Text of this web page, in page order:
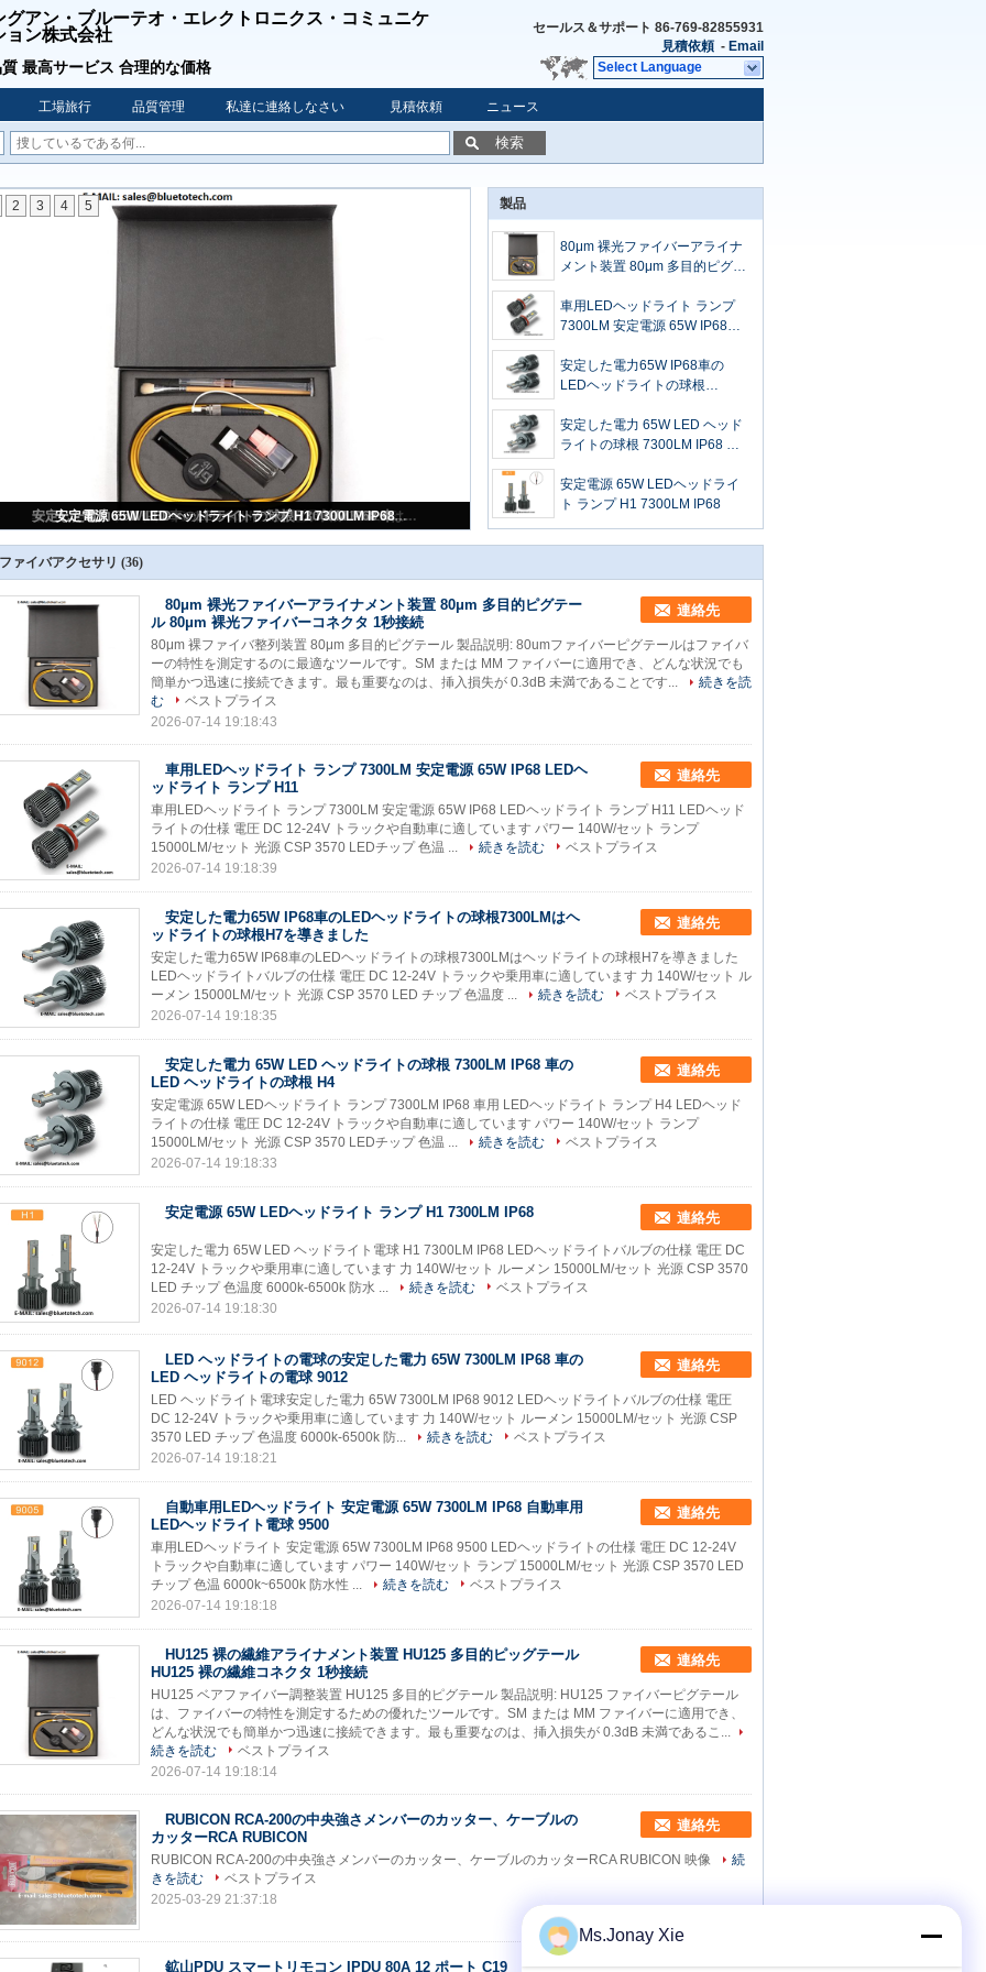
グアン・ブルーテオ・エレクトロニクス・コミュニケ
ョン株式会社
最高サービス 合理的な価格
セールス＆サポート 86-769-82855931
見積依頼 - Email
Select Language
工場旅行 品質管理 私達に連絡しなさい 見積依頼 ニュース
検索
80μm 裸光ファイバーアライナメント装置 80μm 多目的ピグテール 80μm 裸光ファイバーコネクタ 1秒接続
2 3 4 5 製品
80μm 裸光ファイバーアライナ
メント装置 80μm 多目的ピグテ
クタ 1秒接続
車用LEDヘッドライト ランプ
7300LM 安定電源 65W IP68
安定した電力65W IP68車の
LEDヘッドライトの球根
H7を導きました
安定した電力 65W LED ヘッド
ライトの球根 7300LM IP68 車
安定電源 65W LEDヘッドライ
ト ランプ H1 7300LM IP68
ァイバアクセサリ (36)
80μm 裸光ファイバーアライナメント装置 80μm 多目的ピグテー
ル 80μm 裸光ファイバーコネクタ 1秒接続
連絡先
80μm‌ 裸ファイバ整列装置 80μm‌ 多目的ピグテール 製品説明: 80umファイバーピグテールはファイバ
ーの特性を測定するのに最適なツールです。SM または MM ファイバーに適用でき、どんな状況でも
簡単かつ迅速に接続できます。最も重要なのは、挿入損失が 0.3dB 未満であることです...
続きを読
む
ベストプライス
2026-07-14 19:18:43
車用LEDヘッドライト ランプ 7300LM 安定電源 65W IP68 LEDヘ
ッドライト ランプ H11
連絡先
車用LEDヘッドライト ランプ 7300LM 安定電源 65W IP68 LEDヘッドライト ランプ H11 LEDヘッド
ライトの仕様 電圧 DC 12-24V トラックや自動車に適しています パワー 140W/セット ランプ
15000LM/セット 光源 CSP 3570 LEDチップ 色温 ...
続きを読む
ベストプライス
2026-07-14 19:18:39
安定した電力65W IP68車のLEDヘッドライトの球根7300LMはヘ
ッドライトの球根H7を導きました
連絡先
安定した電力65W IP68車のLEDヘッドライトの球根7300LMはヘッドライトの球根H7を導きました
LEDヘッドライトバルブの仕様 電圧 DC 12-24V トラックや乗用車に適しています 力 140W/セット ル
ーメン 15000LM/セット 光源 CSP 3570 LED チップ 色温度 ...
続きを読む
ベストプライス
2026-07-14 19:18:35
安定した電力 65W LED ヘッドライトの球根 7300LM IP68 車の
LED ヘッドライトの球根 H4
連絡先
安定電源 65W LEDヘッドライト ランプ 7300LM IP68 車用 LEDヘッドライト ランプ H4 LEDヘッド
ライトの仕様 電圧 DC 12-24V トラックや自動車に適しています パワー 140W/セット ランプ
15000LM/セット 光源 CSP 3570 LEDチップ 色温 ...
続きを読む
ベストプライス
2026-07-14 19:18:33
安定電源 65W LEDヘッドライト ランプ H1 7300LM IP68 連絡先
安定した電力 65W LED ヘッドライト電球 H1 7300LM IP68 LEDヘッドライトバルブの仕様 電圧 DC
12-24V トラックや乗用車に適しています 力 140W/セット ルーメン 15000LM/セット 光源 CSP 3570
LED チップ 色温度 6000k-6500k 防水 ...
続きを読む
ベストプライス
2026-07-14 19:18:30
LED ヘッドライトの電球の安定した電力 65W 7300LM IP68 車の
LED ヘッドライトの電球 9012
連絡先
LED ヘッドライト電球安定した電力 65W 7300LM IP68 9012 LEDヘッドライトバルブの仕様 電圧
DC 12-24V トラックや乗用車に適しています 力 140W/セット ルーメン 15000LM/セット 光源 CSP
3570 LED チップ 色温度 6000k-6500k 防...
続きを読む
ベストプライス
2026-07-14 19:18:21
自動車用LEDヘッドライト 安定電源 65W 7300LM IP68 自動車用
LEDヘッドライト電球 9500
連絡先
車用LEDヘッドライト 安定電源 65W 7300LM IP68 9500 LEDヘッドライトの仕様 電圧 DC 12-24V
トラックや自動車に適しています パワー 140W/セット ランプ 15000LM/セット 光源 CSP 3570 LED
チップ 色温 6000k~6500k 防水性 ...
続きを読む
ベストプライス
2026-07-14 19:18:18
HU125 裸の繊維アライナメント装置 HU125 多目的ピッグテール
HU125 裸の繊維コネクタ 1秒接続
連絡先
HU125 ベアファイバー調整装置 HU125 多目的ピグテール 製品説明: HU125 ファイバーピグテール
は、ファイバーの特性を測定するための優れたツールです。SM または MM ファイバーに適用でき、
どんな状況でも簡単かつ迅速に接続できます。最も重要なのは、挿入損失が 0.3dB 未満であるこ...
続きを読む
ベストプライス
2026-07-14 19:18:14
RUBICON RCA-200の中央強さメンバーのカッター、ケーブルの
カッターRCA RUBICON
連絡先
RUBICON RCA-200の中央強さメンバーのカッター、ケーブルのカッターRCA RUBICON 映像
続
きを読む
ベストプライス
2025-03-29 21:37:18
鉱山PDU スマートリモコン IPDU 80A 12 ポート C19
Ms.Jonay Xie